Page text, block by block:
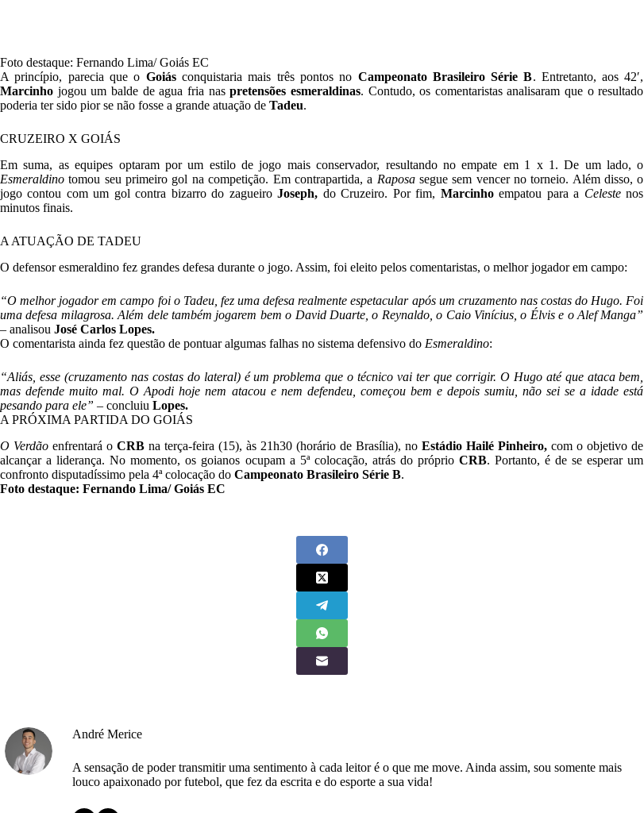
Foto destaque: Fernando Lima/ Goiás EC
A princípio, parecia que o Goiásconquistaria mais três pontos no Campeonato Brasileiro Série B. Entretanto, aos 42′,
Marcinho jogou um balde de agua fria naspretensões esmeraldinas. Contudo, os comentaristas analisaram que o resultado
poderia ter sido pior se não fosse a grande atuação de Tadeu.
CRUZEIRO X GOIÁS
Em suma, as equipes optaram por um estilo de jogo mais conservador, resultando no empate em 1 x 1. De um lado, o
Esmeraldino tomou seu primeiro gol na competição. Em contrapartida, a Raposasegue sem vencer no torneio. Além disso, o
jogo contou com um gol contra bizarro do zagueiroJoseph, do Cruzeiro. Por fim, Marcinhoempatou para a Celestenos
minutos finais.
A ATUAÇÃO DE TADEU
O defensor esmeraldino fez grandes defesa durante o jogo. Assim, foi eleito pelos comentaristas, o melhor jogador em campo:
“O melhor jogador em campo foi o Tadeu, fez uma defesa realmente espetacular após um cruzamento nas costas do Hugo. Foi
uma defesa milagrosa. Além dele também jogarem bem o David Duarte, o Reynaldo, o Caio Vinícius, o Élvis e o Alef Manga”
– analisou José Carlos Lopes.
O comentarista ainda fez questão de pontuar algumas falhas no sistema defensivo do Esmeraldino:
“Aliás, esse (cruzamento nas costas do lateral) é um problema que o técnico vai ter que corrigir. O Hugo até que ataca bem,
mas defende muito mal. O Apodi hoje nem atacou e nem defendeu, começou bem e depois sumiu, não sei se a idade está
pesando para ele” – concluiu Lopes.
A PRÓXIMA PARTIDA DO GOIÁS
O Verdão enfrentará oCRB na terça-feira (15), às 21h30 (horário de Brasília), noEstádio Hailé Pinheiro,com o objetivo de
alcançar a liderança. No momento, os goianos ocupam a 5ª colocação, atrás do próprioCRB. Portanto, é de se esperar um
confronto disputadíssimo pela 4ª colocação do Campeonato Brasileiro Série B.
Foto destaque: Fernando Lima/ Goiás EC
André Merice
A sensação de poder transmitir uma sentimento à cada leitor é o que me move. Ainda assim, sou somente mais
louco apaixonado por futebol, que fez da escrita e do esporte a sua vida!